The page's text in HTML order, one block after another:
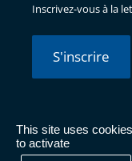
This site uses
to activate
Inscrivez-vous à la
S'inscrire
© Conseil d'État 2026
personnelles-